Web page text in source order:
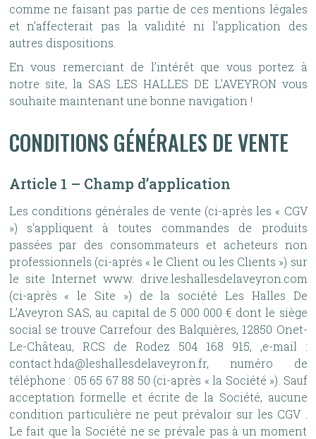
comme ne faisant pas partie de ces mentions légales
et n’affecterait pas la validité ni l’application des
autres dispositions.
En vous remerciant de l’intérêt que vous portez à
notre site, la SAS LES HALLES DE L’AVEYRON vous
souhaite maintenant une bonne navigation !
CONDITIONS GÉNÉRALES DE VENTE
Article 1 – Champ d’application
Les conditions générales de vente (ci-après les « CGV
») s'appliquent à toutes commandes de produits
passées par des consommateurs et acheteurs non
professionnels (ci-après « le Client ou les Clients ») sur
le site Internet www. drive.leshallesdelaveyron.com
(ci-après « le Site ») de la société Les Halles De
L’Aveyron SAS, au capital de 5 000 000 € dont le siège
social se trouve Carrefour des Balquières, 12850 Onet-
Le-Château, RCS de Rodez 504 168 915, ,e-mail :
contact.hda@leshallesdelaveyron.fr, numéro de
téléphone : 05 65 67 88 50 (ci-après « la Société »). Sauf
acceptation formelle et écrite de la Société, aucune
condition particulière ne peut prévaloir sur les CGV .
Le fait que la Société ne se prévale pas à un moment